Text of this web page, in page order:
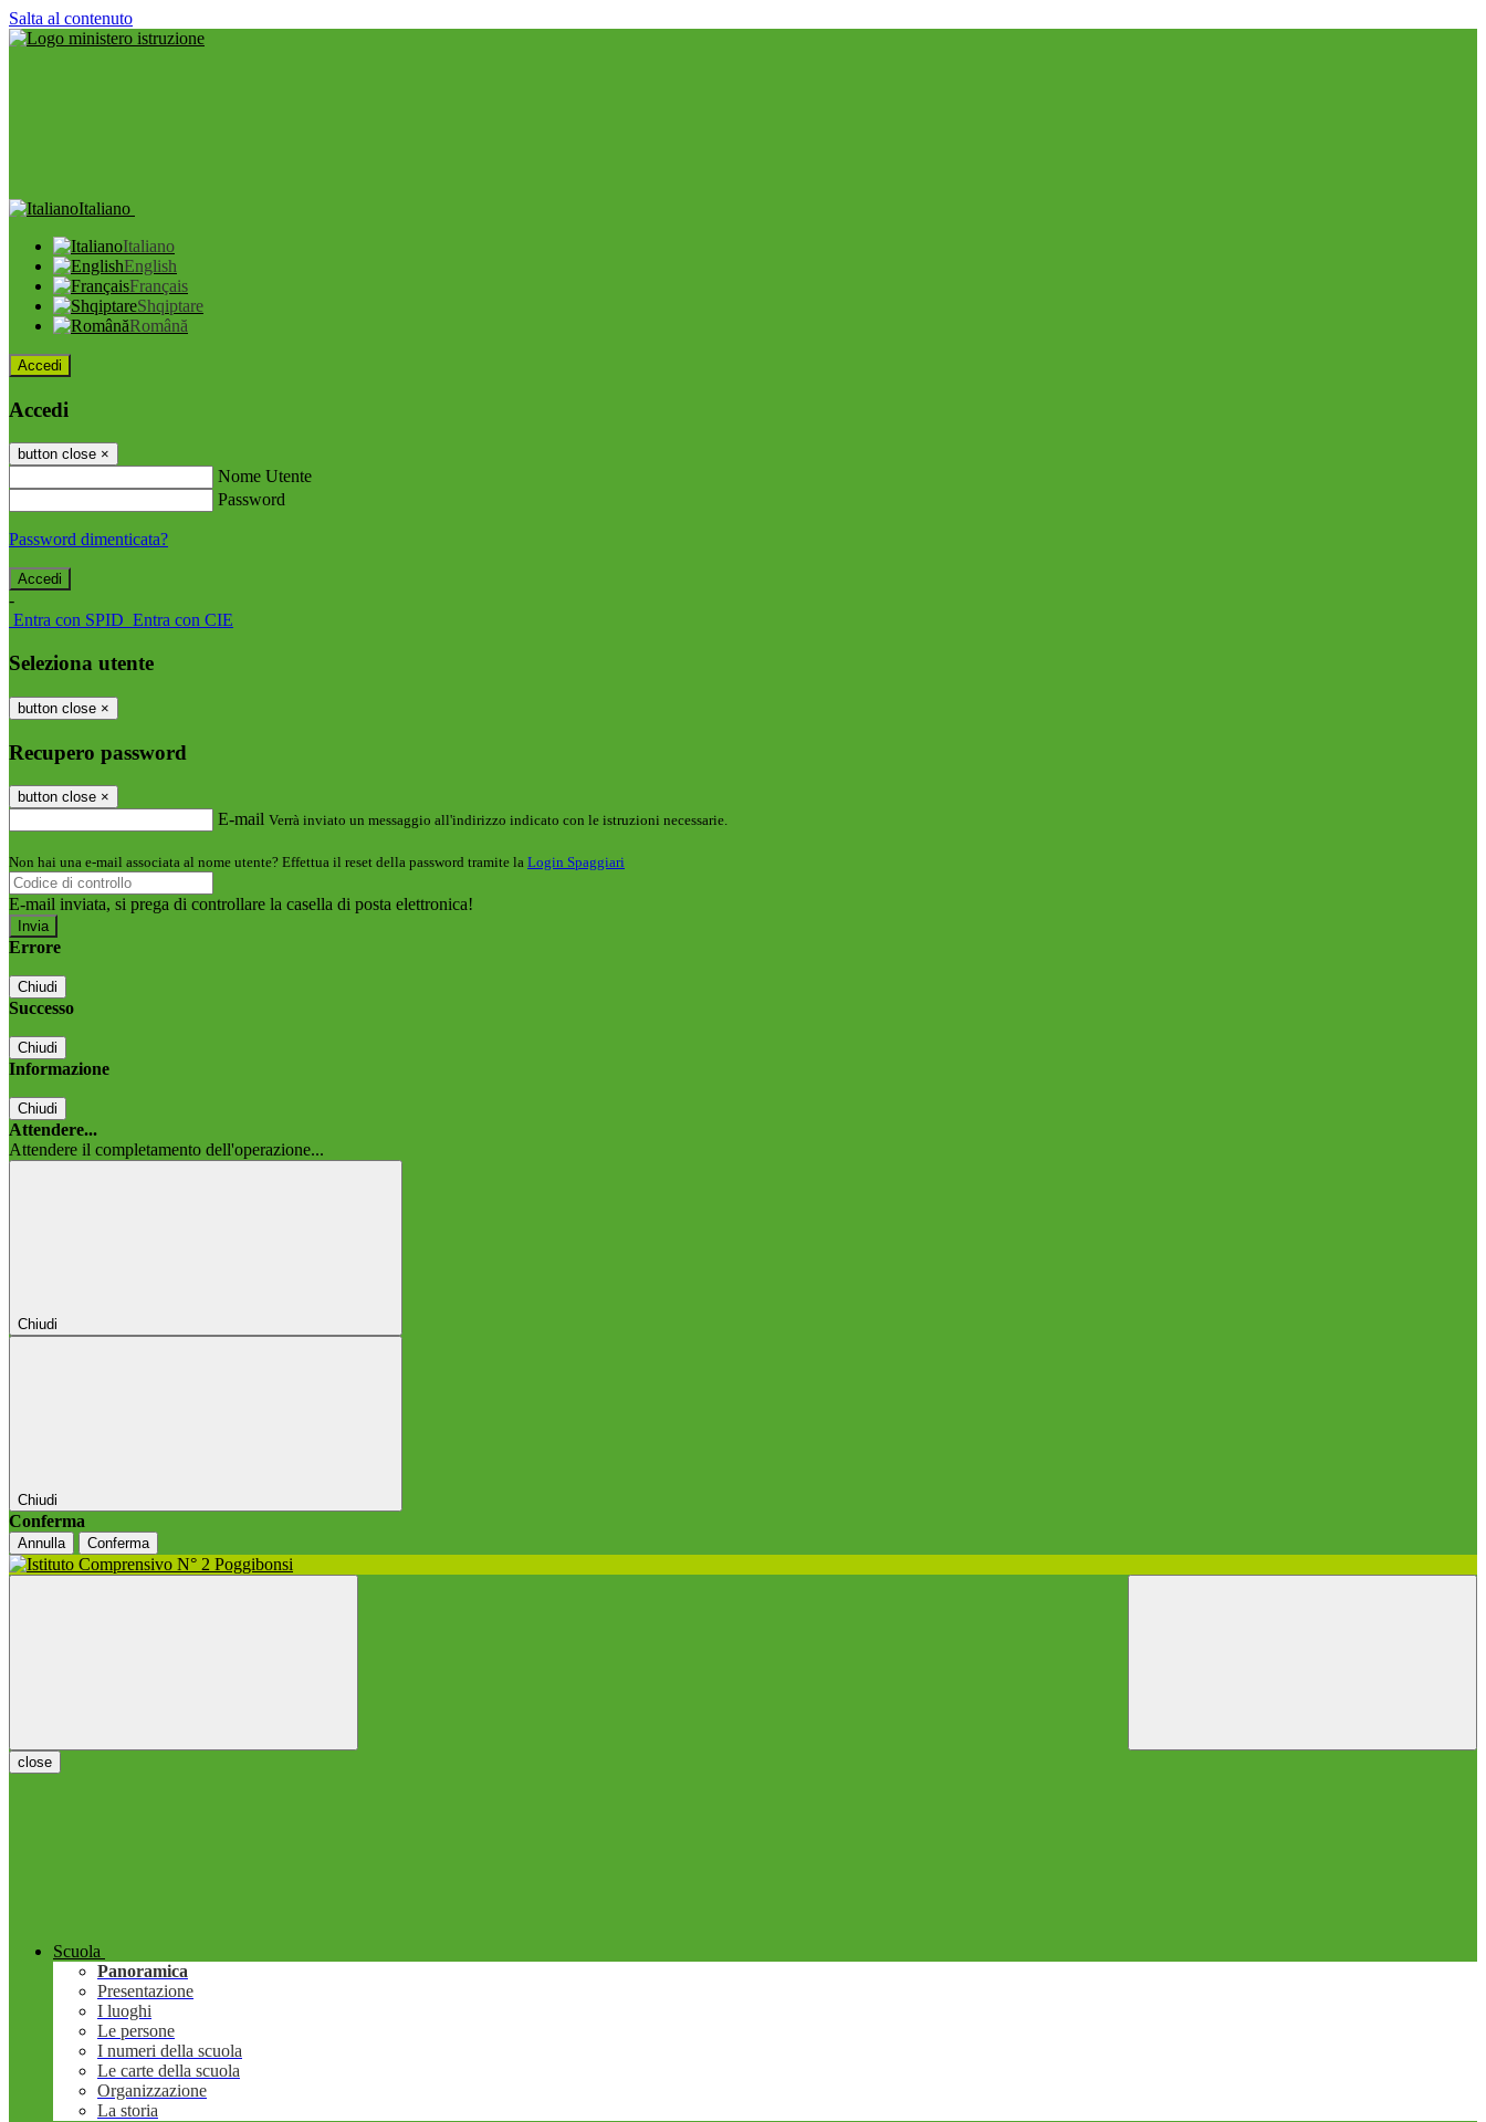
Salta al contenuto
Italiano
Italiano
English
Français
Shqiptare
Română
Accedi
Accedi
button close ×
Nome Utente
Password
Password dimenticata?
-
Entra con SPID Entra con CIE
Seleziona utente
button close ×
Recupero password
button close ×
E-mail Verrà inviato un messaggio all'indirizzo indicato con le istruzioni necessarie.
Non hai una e-mail associata al nome utente? Effettua il reset della password tramite la Login Spaggiari
E-mail inviata, si prega di controllare la casella di posta elettronica!
Errore
Chiudi
Successo
Chiudi
Informazione
Chiudi
Attendere...
Attendere il completamento dell'operazione...
Chiudi
Chiudi
Conferma
Annulla Conferma
close
Scuola
Panoramica
Presentazione
I luoghi
Le persone
I numeri della scuola
Le carte della scuola
Organizzazione
La storia